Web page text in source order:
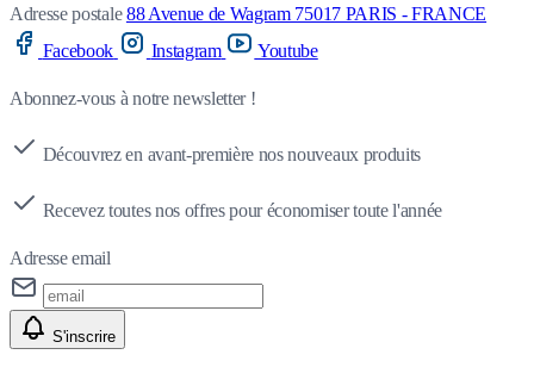
Adresse postale 88 Avenue de Wagram 75017 PARIS - FRANCE
Facebook
Instagram Youtube
Abonnez-vous à notre newsletter !
Découvrez en avant-première nos nouveaux produits
Recevez toutes nos offres pour économiser toute l'année
Adresse email
S'inscrire